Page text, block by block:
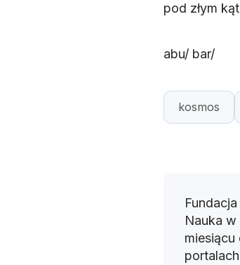
pod złym
abu/ bar/
kosmos
Nauka
miesiącu